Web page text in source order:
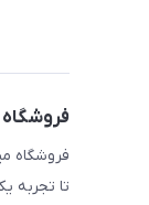
فروشگاه
تا تجربه